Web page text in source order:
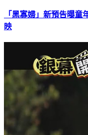
「黑寡婦」新預告曝
映